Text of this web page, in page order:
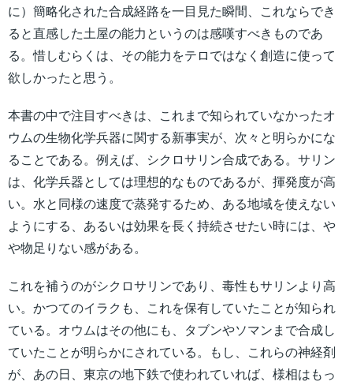
に）簡略化された合成経路を一目見た瞬間、これならでき
ると直感した土屋の能力というのは感嘆すべきものであ
る。惜しむらくは、その能力をテロではなく創造に使って
欲しかったと思う。
本書の中で注目すべきは、これまで知られていなかったオ
ウムの生物化学兵器に関する新事実が、次々と明らかにな
ることである。例えば、シクロサリン合成である。サリン
は、化学兵器としては理想的なものであるが、揮発度が高
い。水と同様の速度で蒸発するため、ある地域を使えない
ようにする、あるいは効果を長く持続させたい時には、や
や物足りない感がある。
これを補うのがシクロサリンであり、毒性もサリンより高
い。かつてのイラクも、これを保有していたことが知られ
ている。オウムはその他にも、タブンやソマンまで合成し
ていたことが明らかにされている。もし、これらの神経剤
が、あの日、東京の地下鉄で使われていれば、様相はもっ